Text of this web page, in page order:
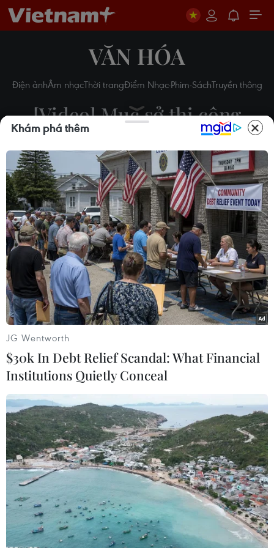
VĂN HÓA
Điện ảnhÂm nhạcThời trangĐiểm Nhạc-Phim-SáchTruyền thông
[Video] Mục sở thị công
xưởng sao chép tranh lớn
nhất thế giới
18/12/2018 09:34
Theo dõi VietnamPlus
Công xưởng sao chép tranh lớn nhất thế giới nằm
ở thị trấn Dafen, Thâm Quyến, Trung Quốc, có tới
hơn 8.000 họa sỹ sinh sống bằng nghề sao chép
các bức họa nổi tiếng của các danh họa thế giới.
Khám phá thêm
JG Wentworth
$30k In Debt Relief Scandal: What Financial
Institutions Quietly Conceal